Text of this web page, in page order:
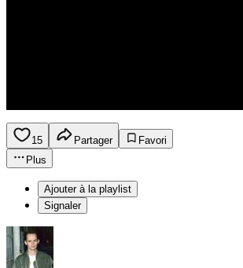
15 Partager
Favori
Plus
Ajouter à la playlist
Signaler